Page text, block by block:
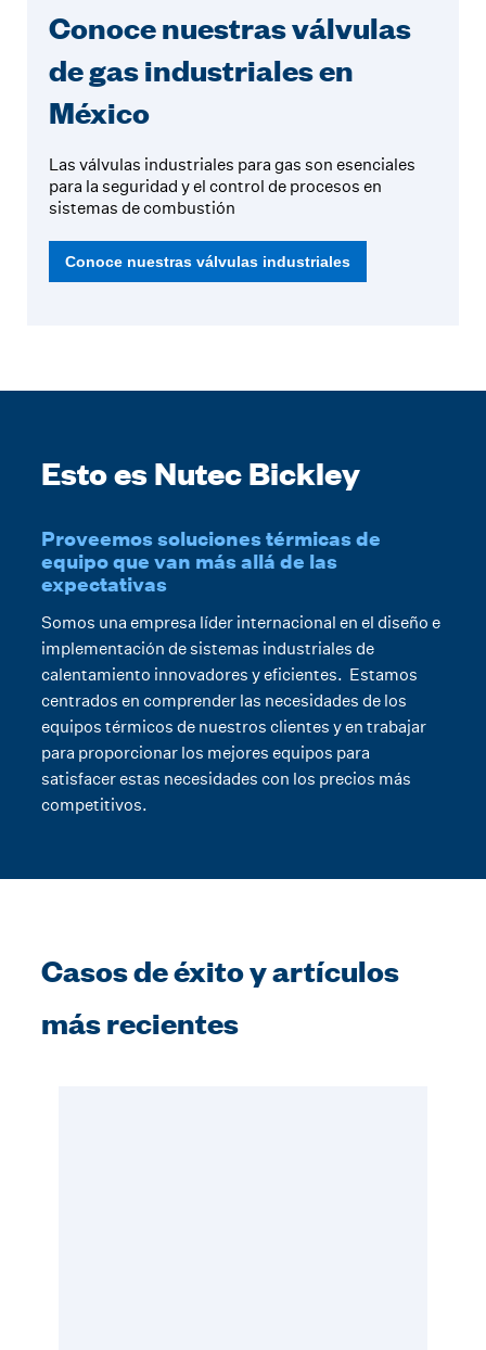
Conoce nuestras válvulas
de gas industriales en
México
Las válvulas industriales para gas son esenciales
para la seguridad y el control de procesos en
sistemas de combustión
Conoce nuestras válvulas industriales
Esto es Nutec Bickley
Proveemos soluciones térmicas de
equipo que van más allá de las
expectativas
Somos una empresa líder internacional en el diseño e
implementación de sistemas industriales de
calentamiento innovadores y eficientes. Estamos
centrados en comprender las necesidades de los
equipos térmicos de nuestros clientes y en trabajar
para proporcionar los mejores equipos para
satisfacer estas necesidades con los precios más
competitivos.
Casos de éxito y artículos
más recientes